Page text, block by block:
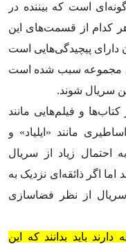
است که بیننده در
کدام از قسمت‌های این
آن دارای پیچیدگی‌هایی است
مجموعه سبب شده است
سریال شوند.
و فیلم‌‌هایی مانند
مانند «ایلیاد» و
احتمال زیاد از سریال
اگر ذائقه‌ای نزدیک به
از نظر فضاسازی
باید بدانند که این